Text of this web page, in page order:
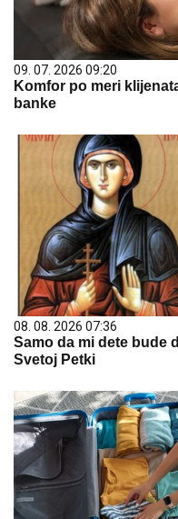
09. 07. 2026 09:20
Komfor po meri
banke
08. 08. 2026 07:36
Samo da mi dete bude
Svetoj Petki